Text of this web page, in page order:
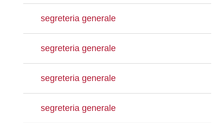
segreteria generale
segreteria generale
segreteria generale
segreteria generale